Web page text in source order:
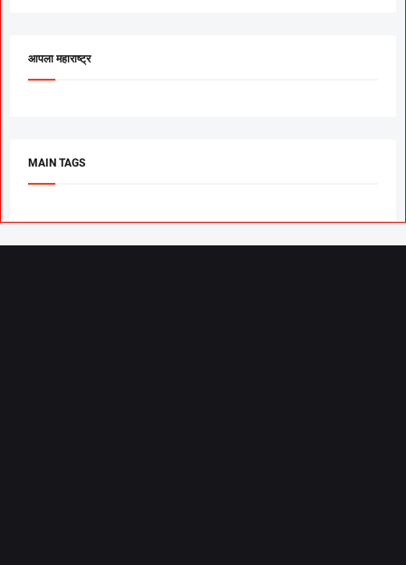
आपला महाराष्ट्र
MAIN TAGS